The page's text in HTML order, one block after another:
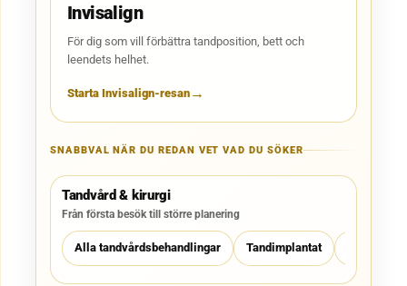
Invisalign
För dig som vill förbättra tandposition, bett och
leendets helhet.
Starta Invisalign-resan
SNABBVAL NÄR DU REDAN VET VAD DU SÖKER
Tandvård & kirurgi
Från första besök till större planering
Alla tandvårdsbehandlingar Tandimplantat